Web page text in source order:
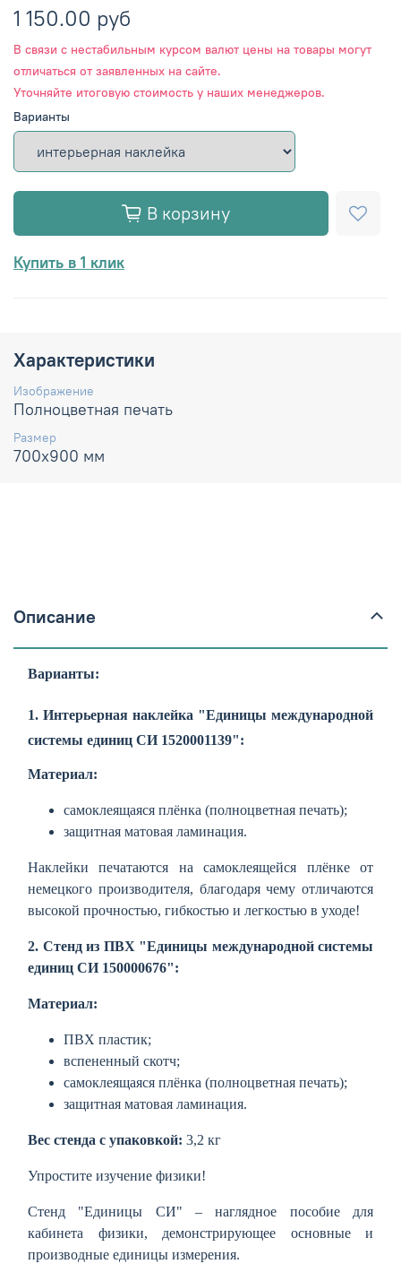
1 150.00 руб
В связи с нестабильным курсом валют цены на товары могут
отличаться от заявленных на сайте.
Уточняйте итоговую стоимость у наших менеджеров.
Варианты
В корзину
Купить в 1 клик
Характеристики
Изображение
Полноцветная печать
Размер
700х900 мм
Описание
Варианты:
1. Интерьерная наклейка "Единицы международной
системы единиц СИ 1520001139":
Материал:
самоклеящаяся плёнка (полноцветная печать);
защитная матовая ламинация.
Наклейки печатаются на самоклеящейся плёнке от
немецкого производителя, благодаря чему отличаются
высокой прочностью, гибкостью и легкостью в уходе!
2. Стенд из ПВХ "Единицы международной системы
единиц СИ 150000676":
Материал:
ПВХ пластик;
вспененный скотч;
самоклеящаяся плёнка (полноцветная печать);
защитная матовая ламинация.
Вес стенда с упаковкой: 3,2 кг
Упростите изучение физики!
Стенд "Единицы СИ" – наглядное пособие для
кабинета физики, демонстрирующее основные и
производные единицы измерения.